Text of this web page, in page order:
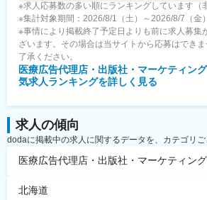
※求人応募数の多い順にランキングしています（
※集計対象期間：2026/8/1（土）～2026/8/7（金）
※事情により掲載終了予定日よりも前に求人募集
ざいます。その場合は当サイトから応募はでき
了承ください。
医療広告代理店・出版社・マーケティン
気求人ランキングを詳しく見る
求人の傾向
dodaに掲載中の求人に関するデータを、カテゴリご
医療広告代理店・出版社・マーケティン
北海道